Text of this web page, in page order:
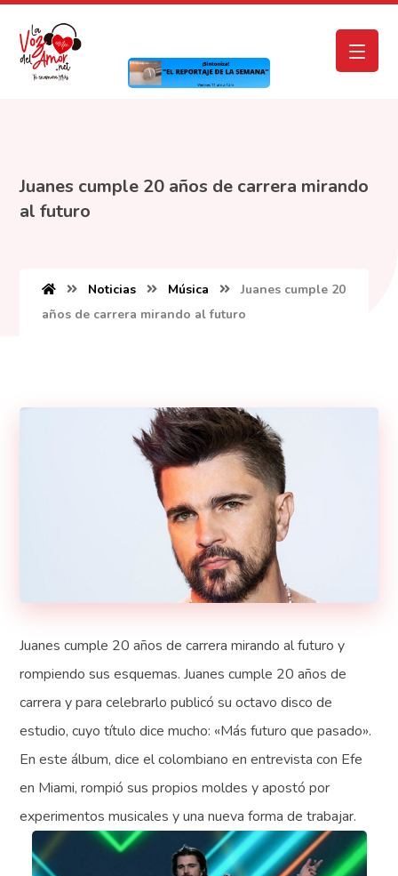
Juanes cumple 20 años de carrera mirando
al futuro
Noticias Música
Juanes cumple 20
años de carrera mirando al futuro
Juanes cumple 20 años de carrera mirando al futuro y
rompiendo sus esquemas. Juanes cumple 20 años de
carrera y para celebrarlo publicó su octavo disco de
estudio, cuyo título dice mucho: «Más futuro que pasado».
En este álbum, dice el colombiano en entrevista con Efe
en Miami, rompió sus propios moldes y apostó por
experimentos musicales y una nueva forma de trabajar.